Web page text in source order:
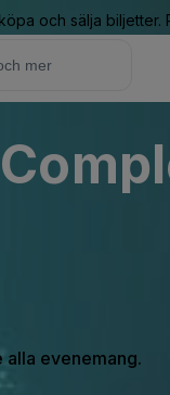
och sälja
alla evenemang.